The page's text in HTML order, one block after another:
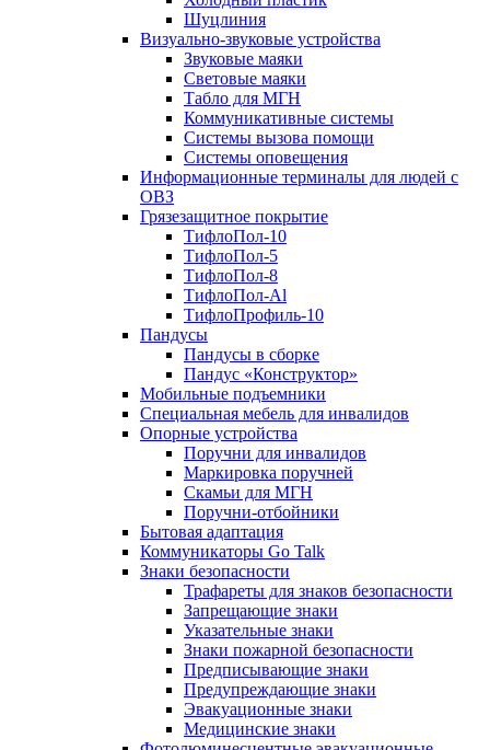
Шуцлиния
Визуально-звуковые устройства
Звуковые маяки
Световые маяки
Табло для МГН
Коммуникативные системы
Системы вызова помощи
Системы оповещения
Информационные терминалы для людей с
ОВЗ
Грязезащитное покрытие
ТифлоПол-10
ТифлоПол-5
ТифлоПол-8
ТифлоПол-Al
ТифлоПрофиль-10
Пандусы
Пандусы в сборке
Пандус «Конструктор»
Мобильные подъемники
Специальная мебель для инвалидов
Опорные устройства
Поручни для инвалидов
Маркировка поручней
Скамьи для МГН
Поручни-отбойники
Бытовая адаптация
Коммуникаторы Go Talk
Знаки безопасности
Трафареты для знаков безопасности
Запрещающие знаки
Указательные знаки
Знаки пожарной безопасности
Предписывающие знаки
Предупреждающие знаки
Эвакуационные знаки
Медицинские знаки